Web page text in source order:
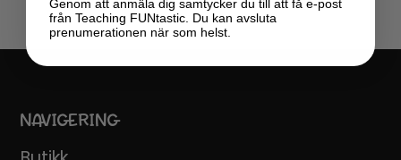
NAVIGERING
Genom att anmäla dig samtycker du till att få e-post
från Teaching FUNtastic. Du kan avsluta
prenumerationen när som helst.